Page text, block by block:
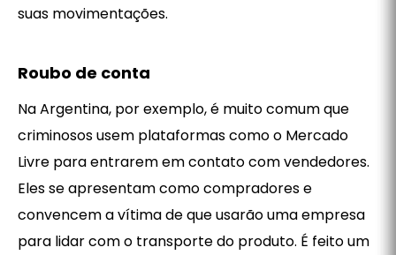
suas movimentações.
Roubo de conta
Na Argentina, por exemplo, é muito comum que
criminosos usem plataformas como o Mercado
Livre para entrarem em contato com vendedores.
Eles se apresentam como compradores e
convencem a vítima de que usarão uma empresa
para lidar com o transporte do produto. É feito um